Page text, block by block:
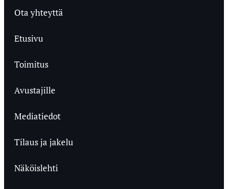
Ota yhteyttä
Etusivu
Toimitus
Avustajille
Mediatiedot
Tilaus ja jakelu
Näköislehti